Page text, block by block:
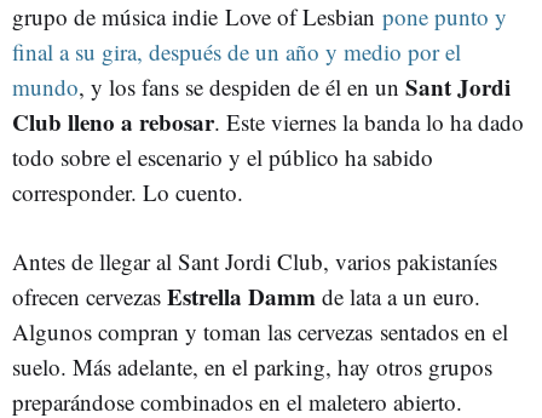
grupo de música indie Love of Lesbian pone punto y
final a su gira, después de un año y medio por el
mundo, y los fans se despiden de él en un Sant Jordi
Club lleno a rebosar. Este viernes la banda lo ha dado
todo sobre el escenario y el público ha sabido
corresponder. Lo cuento.
Antes de llegar al Sant Jordi Club, varios pakistaníes
ofrecen cervezas Estrella Damm de lata a un euro.
Algunos compran y toman las cervezas sentados en el
suelo. Más adelante, en el parking, hay otros grupos
preparándose combinados en el maletero abierto.